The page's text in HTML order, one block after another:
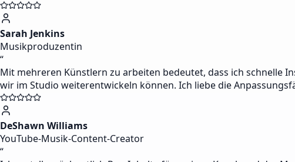
Sarah Jenkins
Musikproduzentin
“
Mit mehreren Künstlern zu arbeiten bedeutet, dass ich schnelle
wir im Studio weiterentwickeln können. Ich liebe die
DeShawn Williams
YouTube-Musik-Content-Creator
“